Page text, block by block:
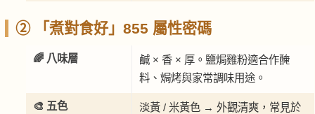
② 「煮對食好」855 屬性密碼
🌈 八味層
鹹 × 香 × 厚。鹽焗雞粉適合作醃
料、焗烤與家常調味用途。
🎨 五色
淡黃 / 米黃色 → 外觀清爽，常見於